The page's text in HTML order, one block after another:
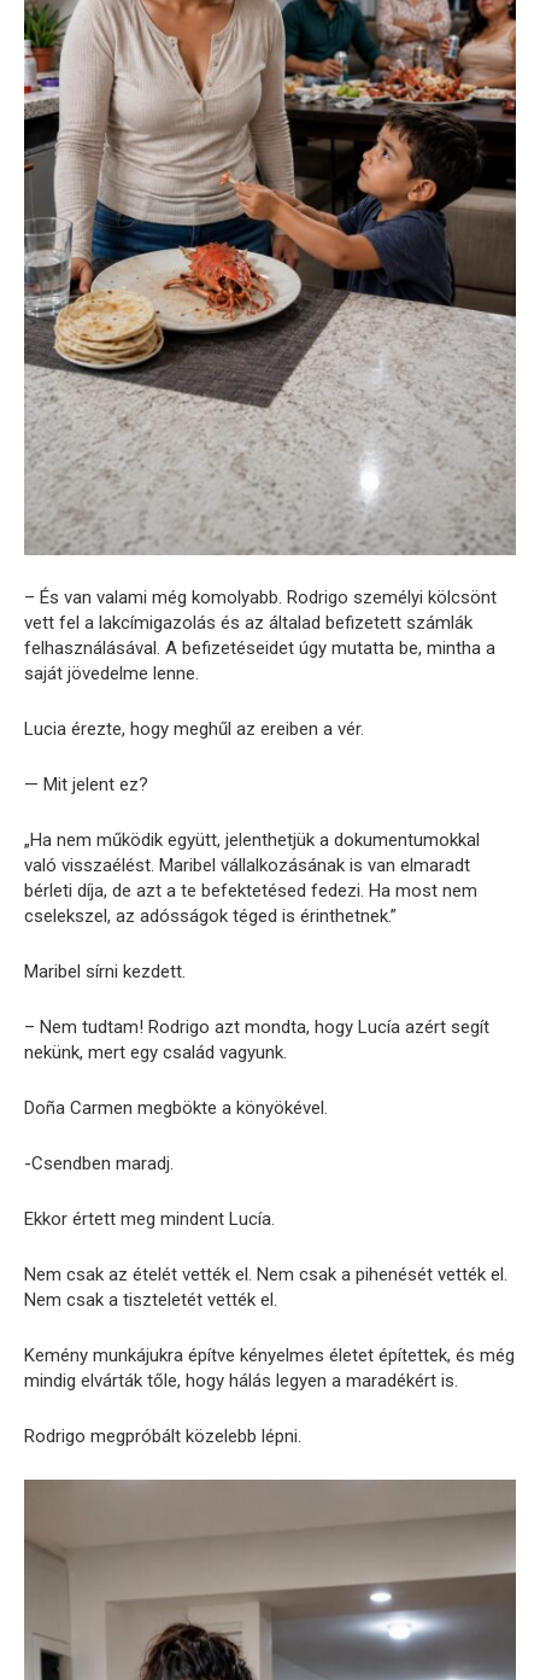
– És van valami még komolyabb. Rodrigo személyi kölcsönt
vett fel a lakcímigazolás és az általad befizetett számlák
felhasználásával. A befizetéseidet úgy mutatta be, mintha a
saját jövedelme lenne.
Lucia érezte, hogy meghűl az ereiben a vér.
— Mit jelent ez?
„Ha nem működik együtt, jelenthetjük a dokumentumokkal
való visszaélést. Maribel vállalkozásának is van elmaradt
bérleti díja, de azt a te befektetésed fedezi. Ha most nem
cselekszel, az adósságok téged is érinthetnek.”
Maribel sírni kezdett.
– Nem tudtam! Rodrigo azt mondta, hogy Lucía azért segít
nekünk, mert egy család vagyunk.
Doña Carmen megbökte a könyökével.
-Csendben maradj.
Ekkor értett meg mindent Lucía.
Nem csak az ételét vették el. Nem csak a pihenését vették el.
Nem csak a tiszteletét vették el.
Kemény munkájukra építve kényelmes életet építettek, és még
mindig elvárták tőle, hogy hálás legyen a maradékért is.
Rodrigo megpróbált közelebb lépni.